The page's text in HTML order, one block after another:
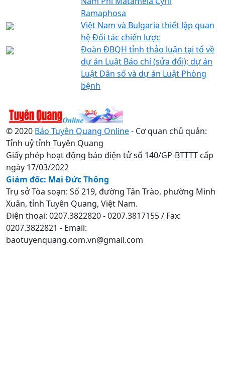
Ramaphosa
Việt Nam và Bulgaria thiết lập quan
hệ Đối tác chiến lược
Đoàn ĐBQH tỉnh thảo luận tại tổ về
dự án Luật Báo chí (sửa đổi); dự án
Luật Dân số và dự án Luật Phòng
bệnh
© 2020 Báo Tuyên Quang Online- Cơ quan chủ quản:
Tỉnh uỷ tỉnh Tuyên Quang
Giấy phép hoạt động báo điện tử số 140/GP-BTTTT cấp
ngày 17/03/2022
Giám đốc: Mai Đức Thông
Trụ sở Tòa soạn: Số 219, đường Tân Trào, phường Minh
Xuân, tỉnh Tuyên Quang, Việt Nam.
Điện thoại: 0207.3822820 - 0207.3817155 / Fax:
0207.3822821 - Email:
baotuyenquang.com.vn@gmail.com